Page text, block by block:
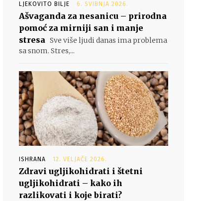
LJEKOVITO BILJE 6. SVIBNJA 2026.
Ašvaganda za nesanicu – prirodna
pomoć za mirniji san i manje
stresa Sve više ljudi danas ima problema
sa snom. Stres,...
ISHRANA 12. VELJAČE 2026.
Zdravi ugljikohidrati i štetni
ugljikohidrati – kako ih
razlikovati i koje birati?